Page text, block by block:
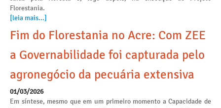
Florestania.
[leia mais...]
Fim do Florestania no Acre: Com ZEE
a Governabilidade foi capturada pelo
agronegócio da pecuária extensiva
01/03/2026
Em síntese, mesmo que em um primeiro momento a Capacidade de